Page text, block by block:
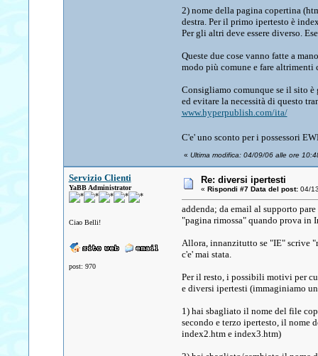
2) nome della pagina copertina
destra. Per il primo ipertesto è
Per gli altri deve essere diverso.
Queste due cose vanno fatte a
modo più comune e fare
Consigliamo comunque se il sito è
ed evitare la necessità di questo
www.hyperpublish.com/ita/
C'e' uno sconto per i possessori
« Ultima modifica: 04/09/06 alle ore
Servizio Clienti
YaBB Administrator
Ciao Belli!
post: 970
Re: diversi ipertesti
« Rispondi #7 Data del post:04/
addenda; da email al supporto
"pagina rimossa" quando prova in
Allora, innanzitutto se "IE" scrive
c'e' mai stata.
Per il resto, i possibili motivi per
e diversi ipertesti (immaginiamo
1) hai sbagliato il nome del file
secondo e terzo ipertesto, il nome
index2.htm e index3.htm)